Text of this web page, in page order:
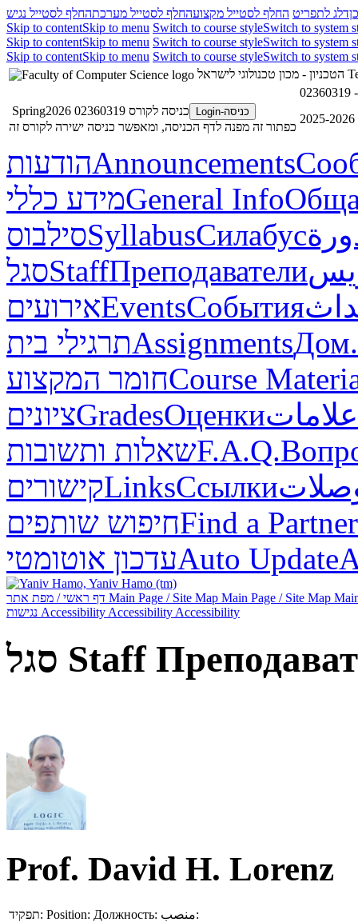
דלג לתפריט החלף לסטייל מקצועהחלף לסטייל מערכתהחלף לסטייל נגיש
Skip to contentSkip to menu Switch to course styleSwitch to system
Skip to contentSkip to menu Switch to course styleSwitch to system
Skip to contentSkip to menu Switch to course styleSwitch to system
כניסה-Login
כניסה לקורס 02360319 Spring2026
כפתור זה מפנה לדף הכניסה, ומאפשר כניסה ישירה לקורס זה
הודעותAnnouncements
מידע כלליGeneral Info
סילבוסSyllabusСилабус
סגלStaffПреподаватели
אירועיםEventsСобытия
תרגילי ביתAssignmentsДом.
חומר המקצועCourse
ציוניםGradesОценкиعلامات
שאלות ותשובותF.A.Q.
קישוריםLinksСсылки
חיפוש שותפיםFind a Partner
עדכון אוטומטיAuto Update
Main Page / Site Map Main Page / Site Map
Accessibility Accessibility Accessibility
סגל Staff
Prof. David H. Lorenz
תפקיד: Position: Должность:
منصب: